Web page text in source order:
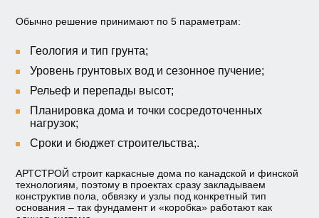
Обычно решение принимают по 5 параметрам:
Геология и тип грунта;
Уровень грунтовых вод и сезонное пучение;
Рельеф и перепады высот;
Планировка дома и точки сосредоточенных
нагрузок;
Сроки и бюджет строительства;.
АРТСТРОЙ строит каркасные дома по канадской и финской
технологиям, поэтому в проектах сразу закладываем
конструктив пола, обвязку и узлы под конкретный тип
основания – так фундамент и «коробка» работают как